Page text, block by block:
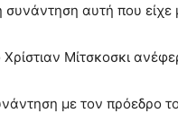
αυτή που είχε
Μίτσκοσκι
με τον πρόεδρο